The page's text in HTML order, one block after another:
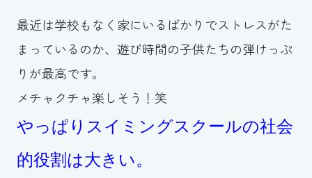
最近は学校もなく家にいるばかりでストレスがた
まっているのか、遊び時間の子供たちの弾けっぷ
りが最高です。
メチャクチャ楽しそう！笑
やっぱりスイミングスクールの社会
的役割は大きい。